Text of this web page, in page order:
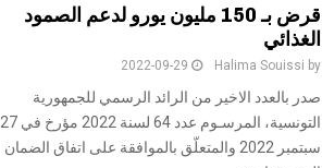
قرض بـ 150 مليون يورو لدعم الصمود
الغذائي
by
Halima Souissi
2022-09-29
صدر بالعدد الاخير من الرائد الرسمي للجمهورية
التونسية، المرسـوم عدد 64 لسنة 2022 مؤرخ في 27
سبتمبر 2022 والمتعلّق بالموافقة على اتفاق الضمان